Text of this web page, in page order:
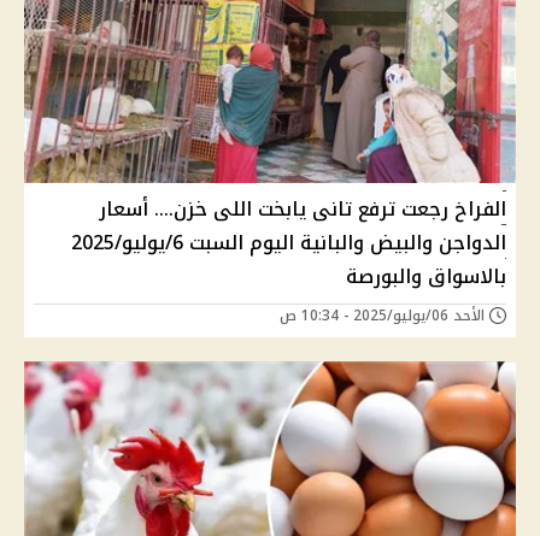
الفراخ رجعت ترفع تانى يابخت اللى خزن.... أسعار
الدواجن والبيض والبانية اليوم السبت 6/يوليو/2025
بالاسواق والبورصة
الأحد 06/يوليو/2025 - 10:34 ص